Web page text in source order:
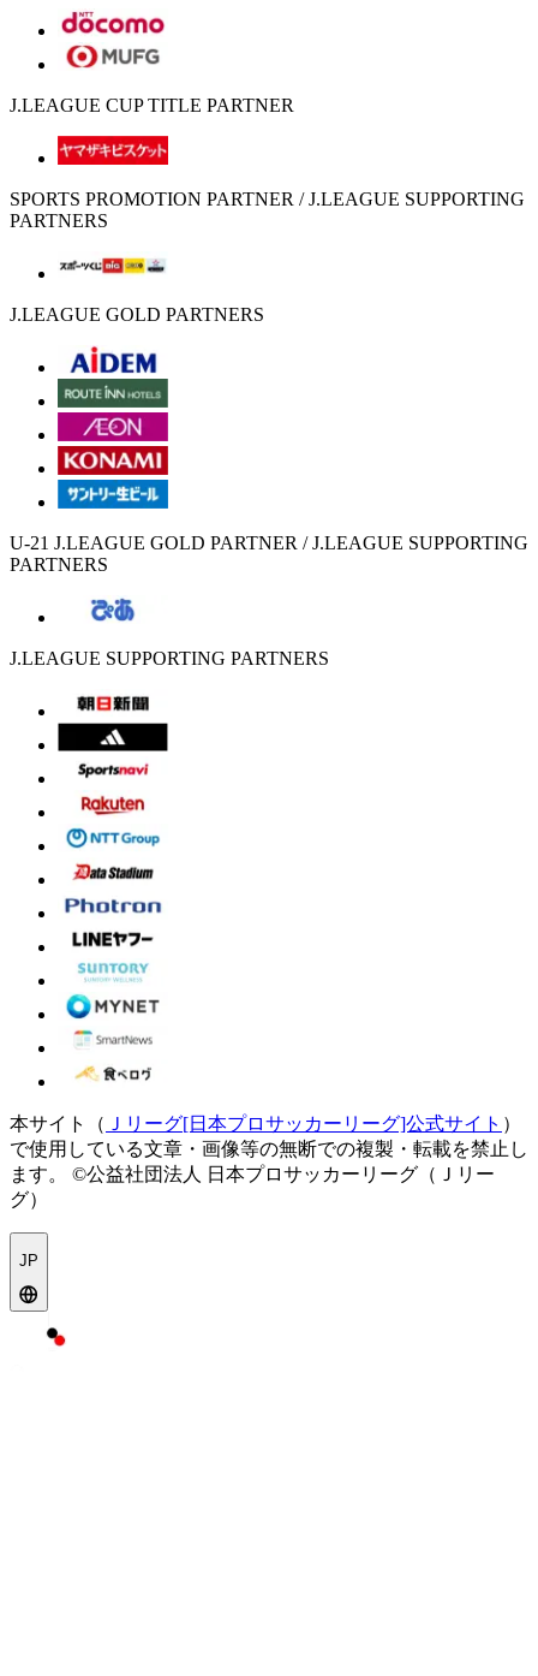
J.LEAGUE CUP TITLE PARTNER
SPORTS PROMOTION PARTNER / J.LEAGUE SUPPORTING
PARTNERS
J.LEAGUE GOLD PARTNERS
U-21 J.LEAGUE GOLD PARTNER / J.LEAGUE SUPPORTING
PARTNERS
J.LEAGUE SUPPORTING PARTNERS
本サイト（ Ｊリーグ[日本プロサッカーリーグ]公式サイト ）
で使用している文章・画像等の無断での複製・転載を禁止し
ます。
©公益社団法人 日本プロサッカーリーグ（Ｊリー
グ）
JP